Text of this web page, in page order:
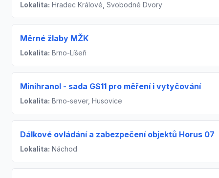
Lokalita: Hradec Králové, Svobodné Dvory
Měrné žlaby MŽK
Lokalita: Brno-Líšeň
Minihranol - sada GS11 pro měření i vytyčování
Lokalita: Brno-sever, Husovice
Dálkové ovládání a zabezpečení objektů Horus 07
Lokalita: Náchod